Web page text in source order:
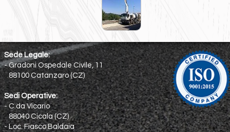
Sede Legale:
- Gradoni Ospedale Civile, 11
88100 Catanzaro (CZ)
Sedi Operative:
- C.da Vicario
88040 Cicala (CZ)
- Loc. Fiasco Baldaia